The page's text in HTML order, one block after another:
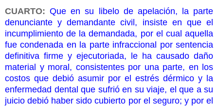
CUARTO: Que en su libelo de apelación, la parte
denunciante y demandante civil, insiste en que el
incumplimiento de la demandada, por el cual aquella
fue condenada en la parte infraccional por sentencia
definitiva firme y ejecutoriada, le ha causado daño
material y moral, consistentes por una parte, en los
costos que debió asumir por el estrés dérmico y la
enfermedad dental que sufrió en su viaje, el que a su
juicio debió haber sido cubierto por el seguro; y por el